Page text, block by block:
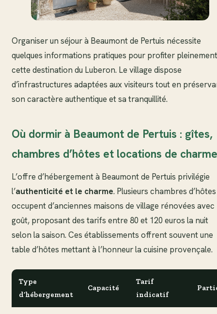
Organiser un séjour à Beaumont de Pertuis nécessite
quelques informations pratiques pour profiter
cette destination du Luberon. Le village dispose
d’infrastructures adaptées aux visiteurs tout en
son caractère authentique et sa tranquillité.
Où dormir à Beaumont de Pertuis : gîtes,
chambres d’hôtes et locations de charme
L’offre d’hébergement à Beaumont de Pertuis privilégie
l’authenticité et le charme. Plusieurs chambres d’hôtes
occupent d’anciennes maisons de village rénovées avec
goût, proposant des tarifs entre 80 et 120 euros la nuit
selon la saison. Ces établissements offrent souvent une
table d’hôtes mettant à l’honneur la cuisine provençale.
Type
d’hébergement
Capacité
Tarif
indicatif